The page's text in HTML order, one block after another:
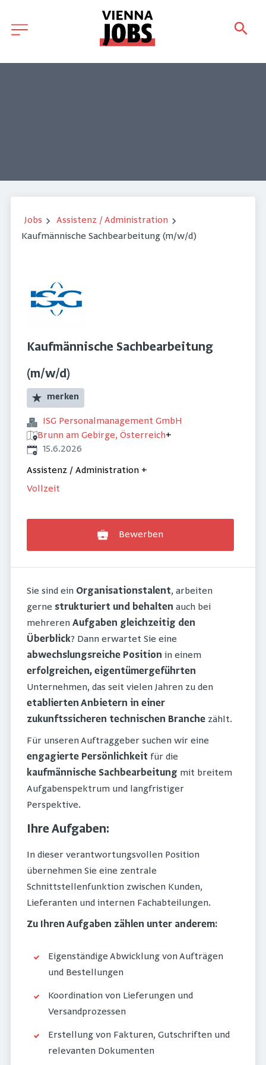
Jobs
Assistenz / Administration
Kaufmännische Sachbearbeitung (m/w/d)
Kaufmännische Sachbearbeitung
(m/w/d)
merken
ISG Personalmanagement GmbH
Brunn am Gebirge, Österreich+
Veröffentlicht
15.6.2026
Assistenz / Administration +
Vollzeit
Bewerben
Sie sind ein Organisationstalent, arbeiten
gerne strukturiert und behalten auch bei
mehreren Aufgaben gleichzeitig den
Überblick? Dann erwartet Sie eine
abwechslungsreiche Position in einem
erfolgreichen, eigentümergeführten
Unternehmen, das seit vielen Jahren zu den
etablierten Anbietern in einer
zukunftssicheren technischen Branche zählt.
Für unseren Auftraggeber suchen wir eine
engagierte Persönlichkeit für die
kaufmännische Sachbearbeitung mit breitem
Aufgabenspektrum und langfristiger
Perspektive.
Ihre Aufgaben:
In dieser verantwortungsvollen Position
übernehmen Sie eine zentrale
Schnittstellenfunktion zwischen Kunden,
Lieferanten und internen Fachabteilungen.
Zu Ihren Aufgaben zählen unter anderem:
Eigenständige Abwicklung von Aufträgen
und Bestellungen
Koordination von Lieferungen und
Versandprozessen
Erstellung von Fakturen, Gutschriften und
relevanten Dokumenten